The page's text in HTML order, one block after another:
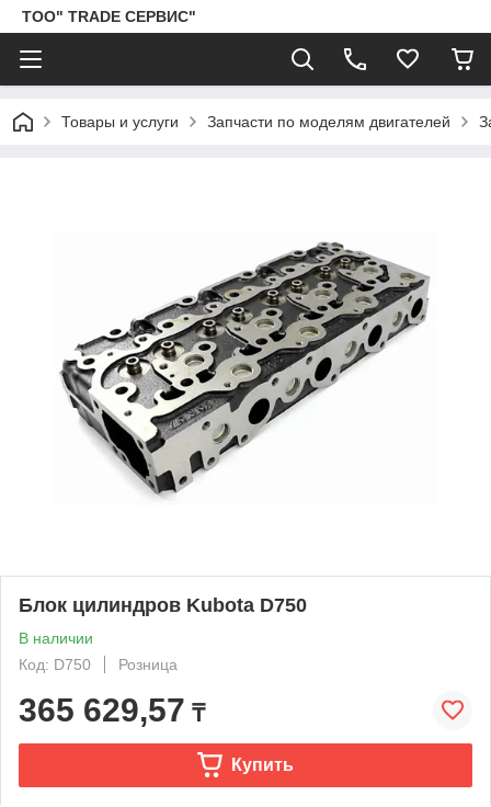
ТОО" TRADE СЕРВИС"
Товары и услуги Запчасти по моделям двигателей
Блок цилиндров Kubota D750
В наличии
Код: D750
Розница
365 629,57 ₸
Купить